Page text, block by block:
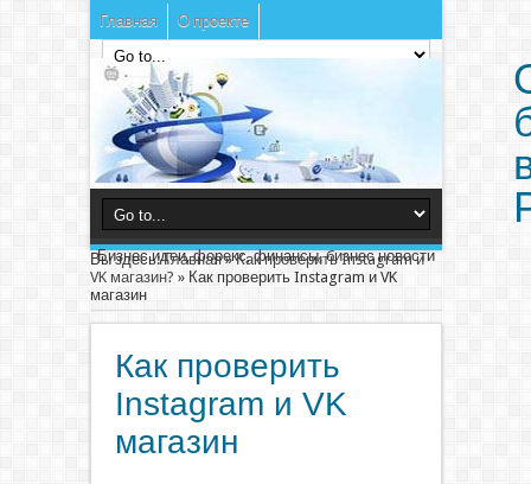
Главная О проекте
Бизнес идеи, форекс, финансы, бизнес новости
Вы здесь:Главная»Как проверить Instagram и
VK магазин? » Как проверить Instagram и VK
магазин
Как проверить
Instagram и VK
магазин